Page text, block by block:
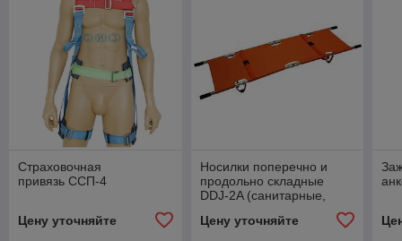
Страховочная
привязь ССП-4
Цену уточняйте
Носилки поперечно и
продольно складные
DDJ-2A (санитарные,
Цену уточняйте